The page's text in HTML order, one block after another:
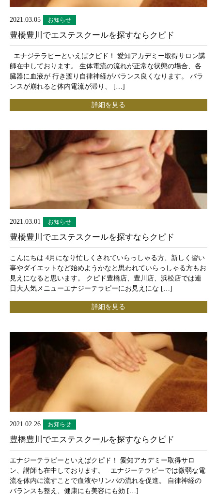
2021.03.05 お知らせ
豊橋豊川でエステスクールを探すならクピド
エナジテラピーといえばクピド！ 愛知アカデミー取得サロン講
師在中しております。 生体電流の流れが正常な状態の場合、各
臓器に血液が 行き渡り自律神経がバランス良くなります。 バラ
ンスが崩れると体内電流が滞り、 […]
詳細を見る
2021.03.01 お知らせ
豊橋豊川でエステスクールを探すならクピド
こんにちは 4月になり忙しくされていらっしゃる方、新しく習い
事やダイエットなど始めようかなと思われていらっしゃる方もお
見えになると思います。 クピド豊橋店、豊川店、浜松店では連
日大人気メニューエナジーテラピーにお見えにな […]
詳細を見る
2021.02.26 お知らせ
豊橋豊川でエステスクールを探すならクピド
エナジーテラピーといえばクピド！ 愛知アカデミー取得サロ
ン、講師も在中しております。 エナジーテラピーでは微弱な電
流を体内に流すことで血液やリンパの流れを促進。 自律神経の
バランスも整え、健康にも美容にも効 […]